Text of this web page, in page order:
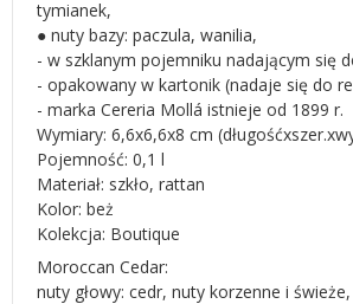
tymianek,
● nuty bazy: paczula, wanilia,
- w szklanym pojemniku nadającym się
- opakowany w kartonik (nadaje się do
- marka Cereria Mollá istnieje od 1899 r.
Wymiary: 6,6x6,6x8 cm
Pojemność: 0,1 l
Materiał: szkło, rattan
Kolor: beż
Kolekcja: Boutique
Moroccan Cedar:
nuty głowy: cedr, nuty korzenne i świeże,